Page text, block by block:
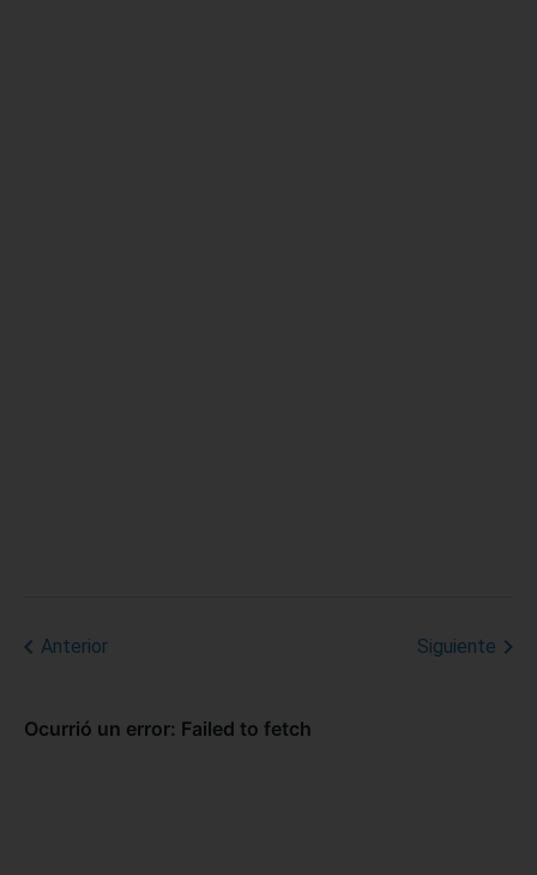
Anterior Siguiente